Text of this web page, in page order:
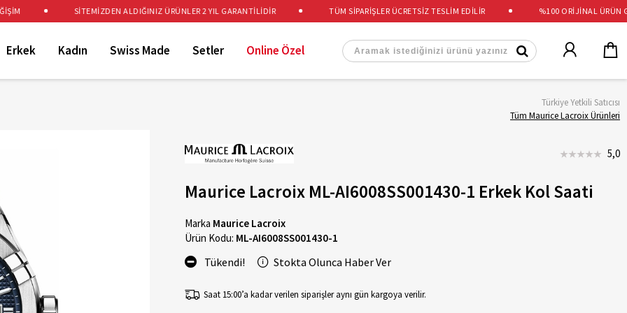
TÜM SİPARİŞLER ÜCRETSİZ TESLİM EDİLİR %100 ORİJİNAL ÜRÜN
SİTEMİZDEN ALDIĞINIZ ÜRÜNLER 2 YIL GARANTİLİDİR
Erkek Kadın Swiss Made Setler Online Özel
Türkiye Yetkili Satıcısı
Tüm Maurice Lacroix Ürünleri
5,0
Maurice Lacroix ML-AI6008SS001430-1 Erkek Kol Saati
Marka Maurice Lacroix
Ürün Kodu: ML-AI6008SS001430-1
Tükendi! Stokta Olunca Haber Ver
Saat 15:00’a kadar verilen siparişler aynı gün kargoya verilir.